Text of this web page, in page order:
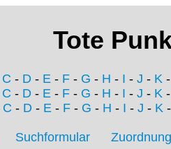
Tote
C - D - E - F - G - H - I - J - K
C - D - E - F - G - H - I - J - K
C - D- E- F- G - H - I - J - K
Suchformular